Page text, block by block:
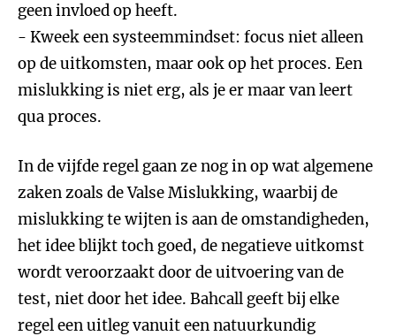
geen invloed op heeft.
- Kweek een systeemmindset: focus niet alleen
op de uitkomsten, maar ook op het proces. Een
mislukking is niet erg, als je er maar van leert
qua proces.
In de vijfde regel gaan ze nog in op wat algemene
zaken zoals de Valse Mislukking, waarbij de
mislukking te wijten is aan de omstandigheden,
het idee blijkt toch goed, de negatieve uitkomst
wordt veroorzaakt door de uitvoering van de
test, niet door het idee. Bahcall geeft bij elke
regel een uitleg vanuit een natuurkundig